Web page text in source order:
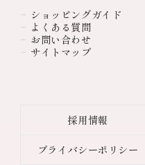
ショッピングガイド
よくある質問
お問い合わせ
サイトマップ
採用情報
プライバシーポリシー